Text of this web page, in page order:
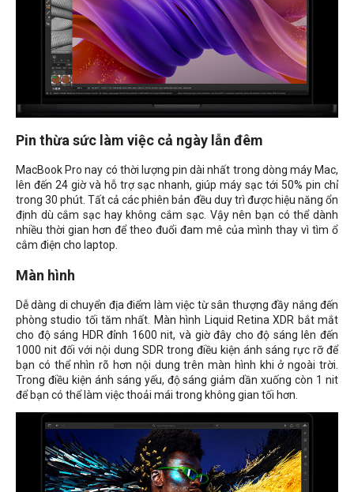
Pin thừa sức làm việc cả ngày lẫn đêm
MacBook Pro nay có thời lượng pin dài nhất trong dòng máy Mac,
lên đến 24 giờ và hỗ trợ sạc nhanh, giúp máy sạc tới 50% pin chỉ
trong 30 phút. Tất cả các phiên bản đều duy trì được hiệu năng ổn
định dù cắm sạc hay không cắm sạc. Vậy nên bạn có thể dành
nhiều thời gian hơn để theo đuổi đam mê của mình thay vì tìm ổ
cắm điện cho laptop.
Màn hình
Dễ dàng di chuyển địa điểm làm việc từ sân thượng đầy nắng đến
phòng studio tối tăm nhất. Màn hình Liquid Retina XDR bắt mắt
cho độ sáng HDR đỉnh 1600 nit, và giờ đây cho độ sáng lên đến
1000 nit đối với nội dung SDR trong điều kiện ánh sáng rực rỡ để
bạn có thể nhìn rõ hơn nội dung trên màn hình khi ở ngoài trời.
Trong điều kiện ánh sáng yếu, độ sáng giảm dần xuống còn 1 nit
để bạn có thể làm việc thoải mái trong không gian tối hơn.